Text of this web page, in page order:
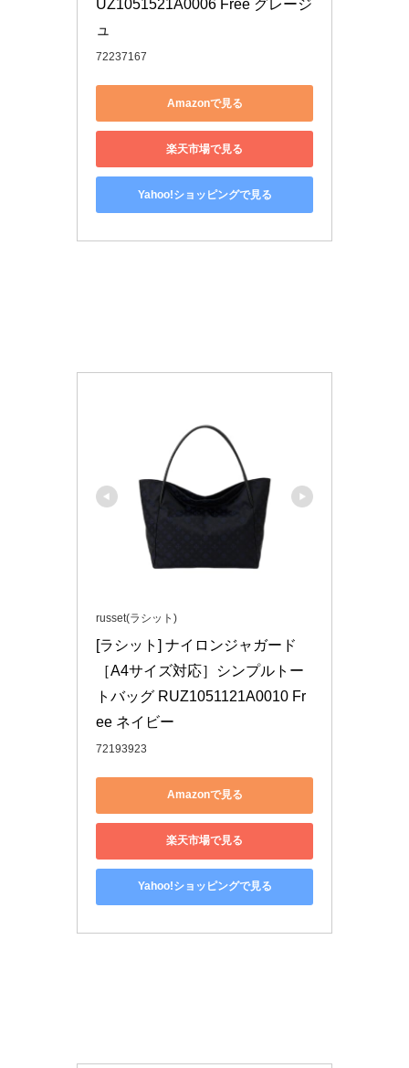
UZ1051521A0006 Free グレージ
ュ
72237167
Amazonで見る
楽天市場で見る
Yahoo!ショッピングで見る
russet(ラシット)
[ラシット] ナイロンジャガード
［A4サイズ対応］シンプルトー
トバッグ RUZ1051121A0010 Fr
ee ネイビー
72193923
Amazonで見る
楽天市場で見る
Yahoo!ショッピングで見る